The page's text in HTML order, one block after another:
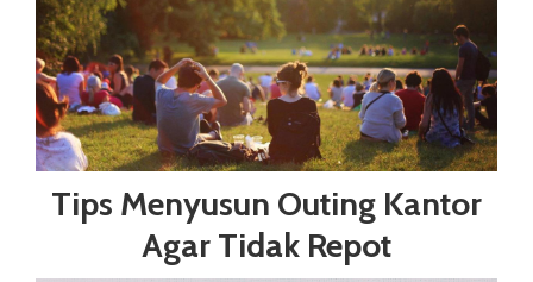
Tips Menyusun Outing Kantor
Agar Tidak Repot